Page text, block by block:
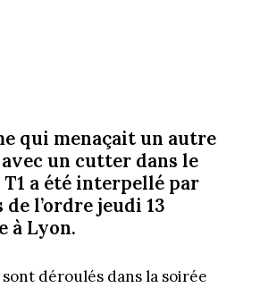
qui menaçait un autre
un cutter dans le
a été interpellé par
l’ordre jeudi 13
à Lyon.
déroulés dans la soirée